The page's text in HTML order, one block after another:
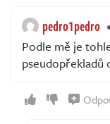
pedro1pedro
Podle mě je
pseudopřekladů